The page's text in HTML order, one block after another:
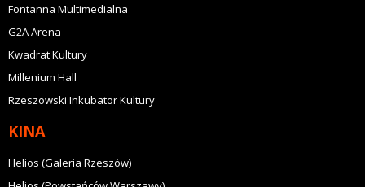
Fontanna Multimedialna
G2A Arena
Kwadrat Kultury
Millenium Hall
Rzeszowski Inkubator Kultury
KINA
Helios (Galeria Rzeszów)